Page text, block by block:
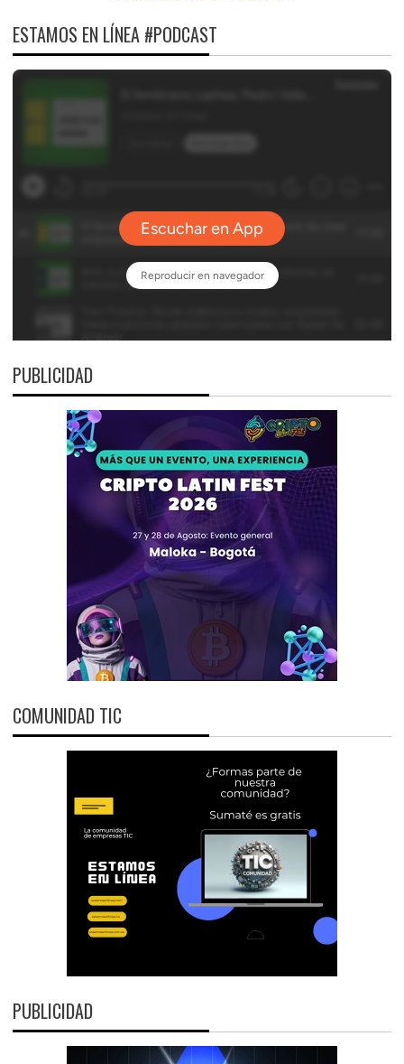
ESTAMOS EN LÍNEA #PODCAST
PUBLICIDAD
COMUNIDAD TIC
PUBLICIDAD